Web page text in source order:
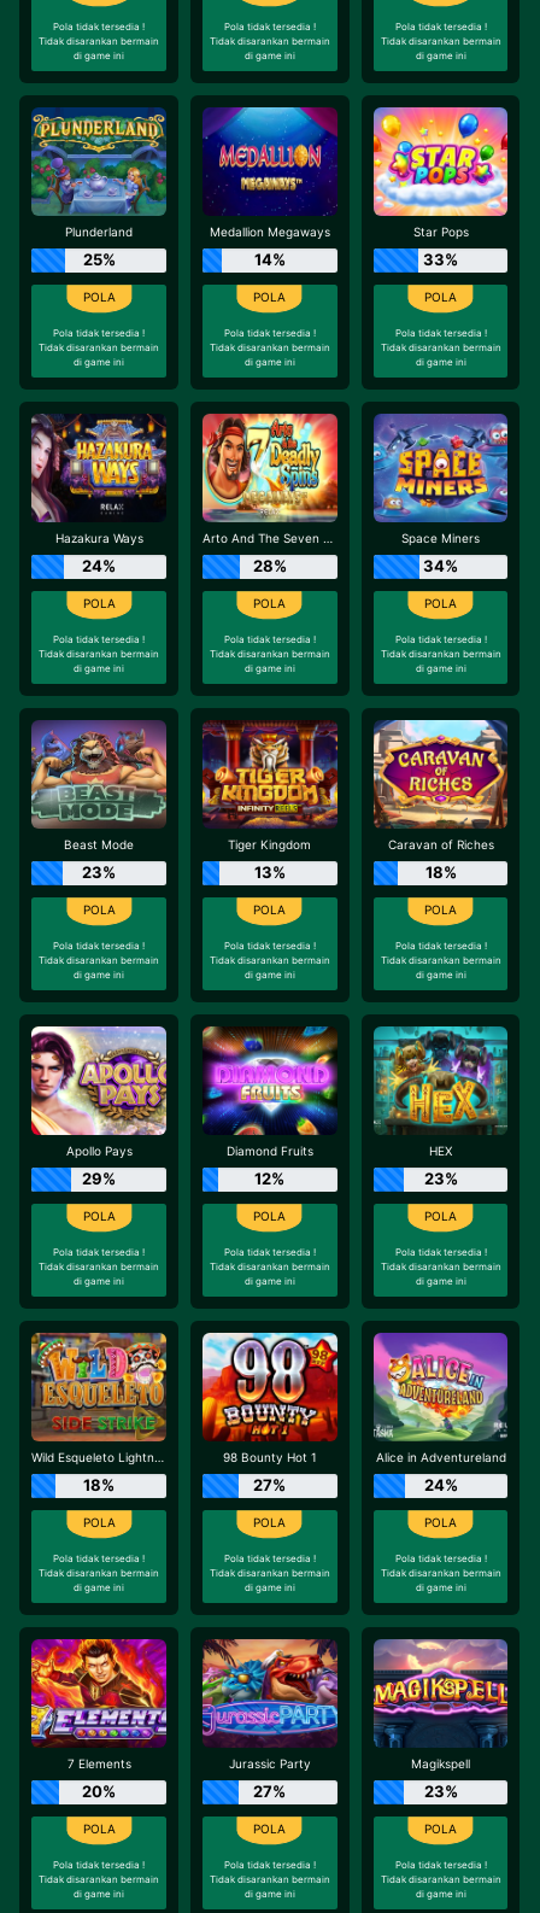
Pola tidak tersedia !
Tidak disarankan bermain
di game ini
Pola tidak tersedia !
Tidak disarankan bermain
di game ini
Pola tidak tersedia !
Tidak disarankan bermain
di game ini
Plunderland
25%
Pola tidak tersedia !
Tidak disarankan bermain
di game ini
Medallion Megaways
14%
Pola tidak tersedia !
Tidak disarankan bermain
di game ini
Star Pops
33%
Pola tidak tersedia !
Tidak disarankan bermain
di game ini
Hazakura Ways
24%
Pola tidak tersedia !
Tidak disarankan bermain
di game ini
Arto And The Seven Deadly Spins Megaways
28%
Pola tidak tersedia !
Tidak disarankan bermain
di game ini
Space Miners
34%
Pola tidak tersedia !
Tidak disarankan bermain
di game ini
Beast Mode
23%
Pola tidak tersedia !
Tidak disarankan bermain
di game ini
Tiger Kingdom
13%
Pola tidak tersedia !
Tidak disarankan bermain
di game ini
Caravan of Riches
18%
Pola tidak tersedia !
Tidak disarankan bermain
di game ini
Apollo Pays
29%
Pola tidak tersedia !
Tidak disarankan bermain
di game ini
Diamond Fruits
12%
Pola tidak tersedia !
Tidak disarankan bermain
di game ini
HEX
23%
Pola tidak tersedia !
Tidak disarankan bermain
di game ini
Wild Esqueleto Lightning Chase
18%
Pola tidak tersedia !
Tidak disarankan bermain
di game ini
98 Bounty Hot 1
27%
Pola tidak tersedia !
Tidak disarankan bermain
di game ini
Alice in Adventureland
24%
Pola tidak tersedia !
Tidak disarankan bermain
di game ini
7 Elements
20%
Pola tidak tersedia !
Tidak disarankan bermain
di game ini
Jurassic Party
27%
Pola tidak tersedia !
Tidak disarankan bermain
di game ini
Magikspell
23%
Pola tidak tersedia !
Tidak disarankan bermain
di game ini